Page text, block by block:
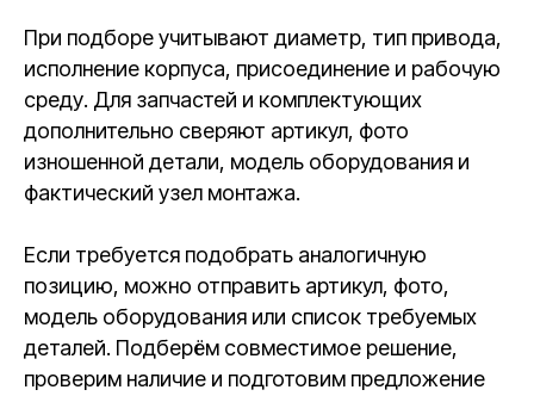
При подборе учитывают диаметр, тип привода,
исполнение корпуса, присоединение и рабочую
среду. Для запчастей и комплектующих
дополнительно сверяют артикул, фото
изношенной детали, модель оборудования и
фактический узел монтажа.
Если требуется подобрать аналогичную
позицию, можно отправить артикул, фото,
модель оборудования или список требуемых
деталей. Подберём совместимое решение,
проверим наличие и подготовим предложение